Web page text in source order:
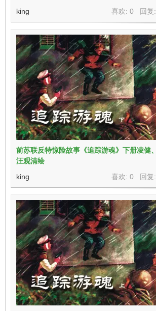
喜欢: 0 回复:
king
前苏联反特惊险故事《追踪游魂》下册凌健、
汪观清绘
喜欢: 0 回复:
king